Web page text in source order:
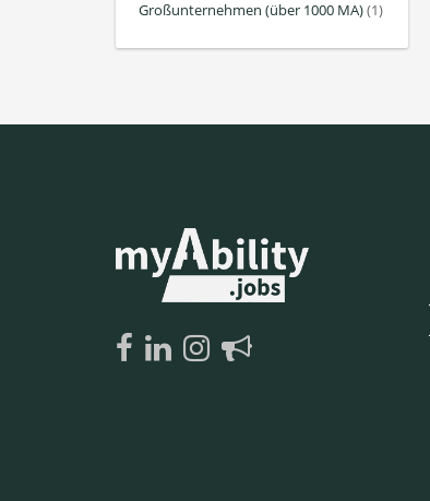
Großunternehmen (über 1000 MA)(1)